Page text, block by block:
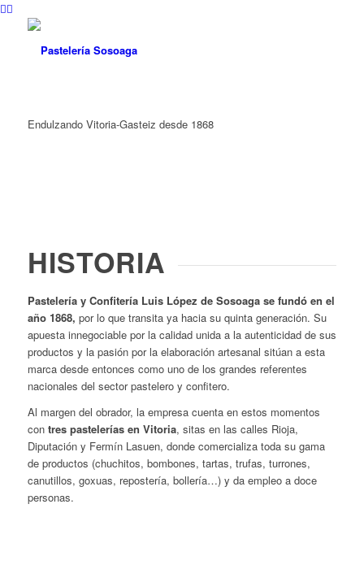
Endulzando Vitoria-Gasteiz desde 1868
HISTORIA
Pastelería y Confitería Luis López de Sosoaga se fundó en el
año 1868, por lo que transita ya hacia su quinta generación. Su
apuesta innegociable por la calidad unida a la autenticidad de sus
productos y la pasión por la elaboración artesanal sitúan a esta
marca desde entonces como uno de los grandes referentes
nacionales del sector pastelero y confitero.
Al margen del obrador, la empresa cuenta en estos momentos
con tres pastelerías en Vitoria, sitas en las calles Rioja,
Diputación y Fermín Lasuen, donde comercializa toda su gama
de productos (chuchitos, bombones, tartas, trufas, turrones,
canutillos, goxuas, repostería, bollería…) y da empleo a doce
personas.